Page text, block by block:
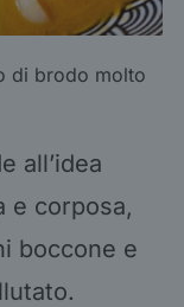
di brodo molto
all’idea
e corposa,
boccone e